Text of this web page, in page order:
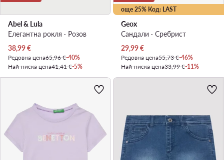
Abel & Lula
Елегантна рокля · Розов
Актуална цена
38,99€
Редовна цена65,96 €-40%
Най-ниска цена41,41 €-5%
още 25% Код: LAST
Geox
Сандали · Сребрист
Актуална цена
29,99€
Редовна цена55,73 €-46%
Най-ниска цена33,99 €-11%